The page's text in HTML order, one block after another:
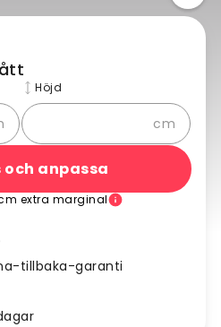
Höjd
cm
och anpassa
extra marginal
tillbaka-garanti